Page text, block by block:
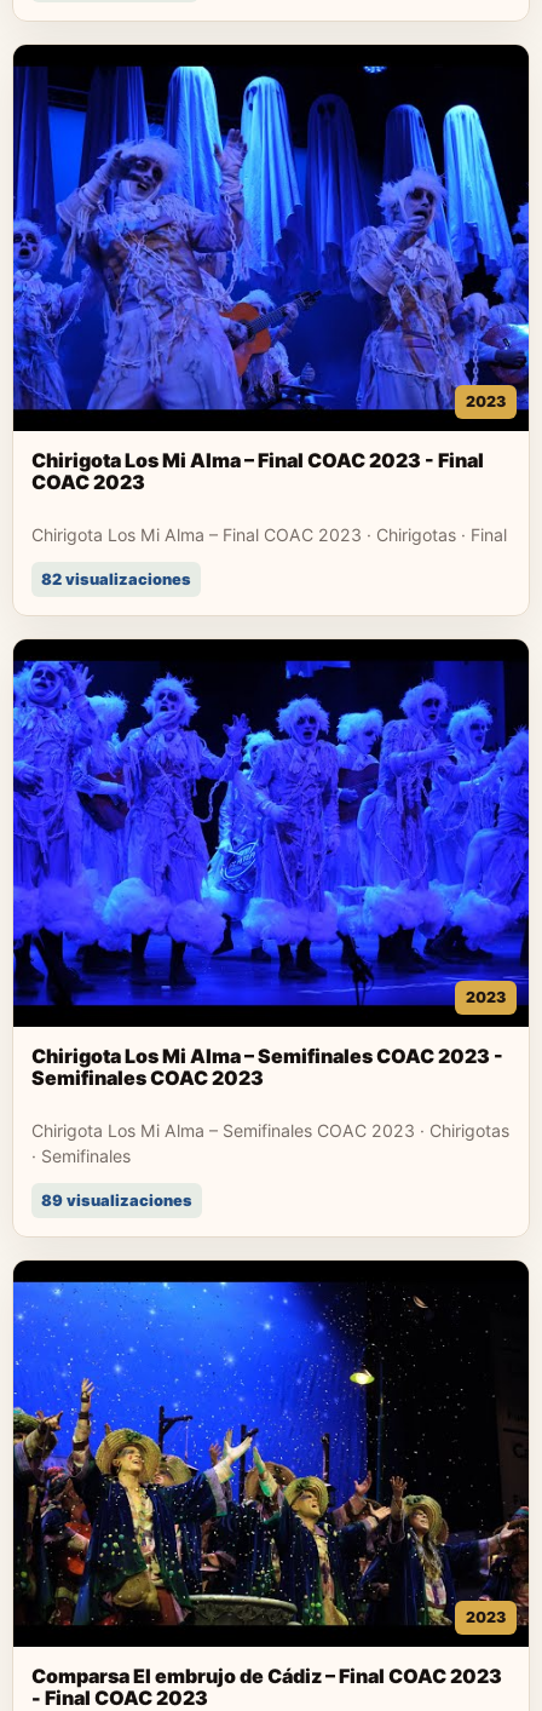
2023
Chirigota Los Mi Alma – Final COAC 2023 - Final
COAC 2023
Chirigota Los Mi Alma – Final COAC 2023 · Chirigotas · Final
82 visualizaciones
2023
Chirigota Los Mi Alma – Semifinales COAC 2023 -
Semifinales COAC 2023
Chirigota Los Mi Alma – Semifinales COAC 2023 · Chirigotas
· Semifinales
89 visualizaciones
2023
Comparsa El embrujo de Cádiz – Final COAC 2023
- Final COAC 2023